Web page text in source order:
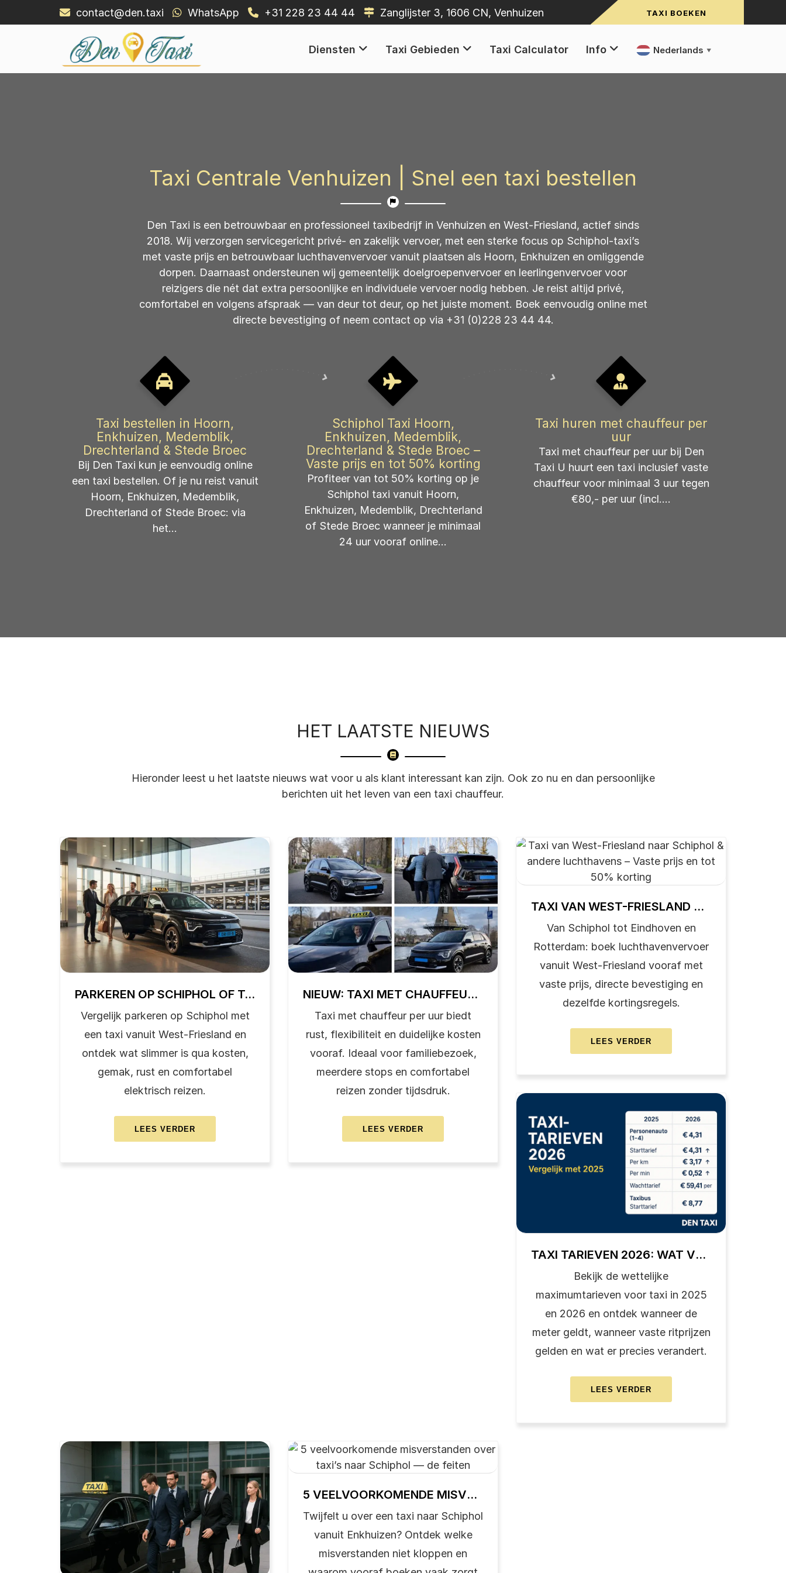
contact@den.taxi WhatsApp +31 228 23 44 44 Zanglijster 3, 1606 CN, Venhuizen TAXI BOEKEN
Den Taxi
Den Taxi – Snel een taxi bestellen in Venhuizen & West-Friesland
Diensten Taxi Gebieden Taxi Calculator Info Nederlands ▼
Taxi Centrale Venhuizen | Snel een taxi bestellen
Den Taxi is een betrouwbaar en professioneel taxibedrijf in Venhuizen en West-Friesland, actief sinds
2018. Wij verzorgen servicegericht privé- en zakelijk vervoer, met een sterke focus op Schiphol-taxi’s
met vaste prijs en betrouwbaar luchthavenvervoer vanuit plaatsen als Hoorn, Enkhuizen en omliggende
dorpen. Daarnaast ondersteunen wij gemeentelijk doelgroepenvervoer en leerlingenvervoer voor
reizigers die nét dat extra persoonlijke en individuele vervoer nodig hebben. Je reist altijd privé,
comfortabel en volgens afspraak — van deur tot deur, op het juiste moment. Boek eenvoudig online met
directe bevestiging of neem contact op via +31 (0)228 23 44 44.
Taxi bestellen in Hoorn,
Enkhuizen, Medemblik,
Drechterland & Stede Broec
Bij Den Taxi kun je eenvoudig online
een taxi bestellen. Of je nu reist vanuit
Hoorn, Enkhuizen, Medemblik,
Drechterland of Stede Broec: via
het...
Schiphol Taxi Hoorn,
Enkhuizen, Medemblik,
Drechterland & Stede Broec –
Vaste prijs en tot 50% korting
Profiteer van tot 50% korting op je
Schiphol taxi vanuit Hoorn,
Enkhuizen, Medemblik, Drechterland
of Stede Broec wanneer je minimaal
24 uur vooraf online...
Taxi huren met chauffeur per
uur
Taxi met chauffeur per uur bij Den
Taxi U huurt een taxi inclusief vaste
chauffeur voor minimaal 3 uur tegen
€80,- per uur (incl....
HET LAATSTE NIEUWS
Hieronder leest u het laatste nieuws wat voor u als klant interessant kan zijn. Ook zo nu en dan persoonlijke
berichten uit het leven van een taxi chauffeur.
PARKEREN OP SCHIPHOL OF TAXI VANUIT WEST-FRIESLAND?
Vergelijk parkeren op Schiphol met
een taxi vanuit West-Friesland en
ontdek wat slimmer is qua kosten,
gemak, rust en comfortabel
elektrisch reizen.
LEES VERDER
PARKEREN
NIEUW: TAXI MET CHAUFFEUR PER UUR – FLEXIBEL, VERTROUWD EN ONTSPANNEN OP PAD
Taxi met chauffeur per uur biedt
rust, flexibiliteit en duidelijke kosten
vooraf. Ideaal voor familiebezoek,
meerdere stops en comfortabel
reizen zonder tijdsdruk.
LEES VERDER
NIEUW:
TAXI VAN WEST-FRIESLAND NAAR SCHIPHOL & ANDERE LUCHTHAVENS – VASTE PRIJS EN TOT 50% KORTING
Van Schiphol tot Eindhoven en
Rotterdam: boek luchthavenvervoer
vanuit West-Friesland vooraf met
vaste prijs, directe bevestiging en
dezelfde kortingsregels.
LEES VERDER
TAXI
NAAR
ANDERE
LUCHTHAVENS
–
PRIJS
50%
TAXI TARIEVEN 2026: WAT VERANDERT ER?
Bekijk de wettelijke
maximumtarieven voor taxi in 2025
en 2026 en ontdek wanneer de
meter geldt, wanneer vaste ritprijzen
gelden en wat er precies verandert.
LEES VERDER
TAXI
5 VEELVOORKOMENDE MISVERSTANDEN OVER TAXI’S NAAR SCHIPHOL — DE FEITEN
Twijfelt u over een taxi naar Schiphol
vanuit Enkhuizen? Ontdek welke
misverstanden niet kloppen en